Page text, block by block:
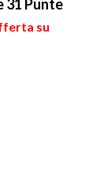
31 Punte
su